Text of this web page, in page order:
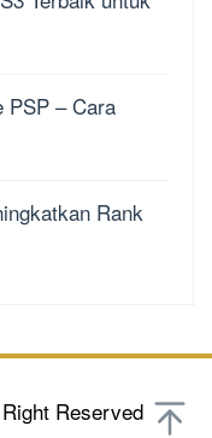
PSP – Cara
Rank
Reserved